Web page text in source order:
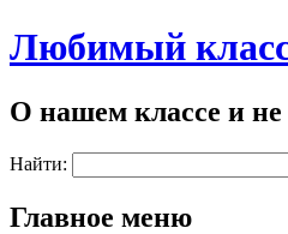
Любимый
О нашем классе и не
Найти:
Главное меню